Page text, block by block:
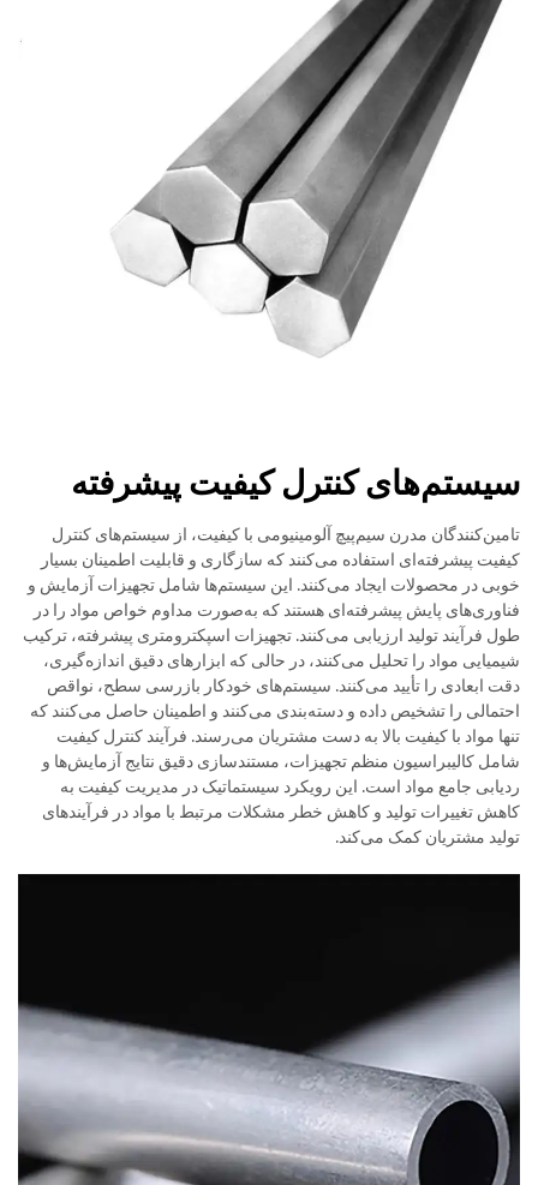
سیستم‌های کنترل کیفیت پیشرفته
تامین‌کنندگان مدرن سیم‌پیچ آلومینیومی با کیفیت، از سیستم‌های کنترل
کیفیت پیشرفته‌ای استفاده می‌کنند که سازگاری و قابلیت اطمینان بسیار
خوبی در محصولات ایجاد می‌کنند. این سیستم‌ها شامل تجهیزات آزمایش و
فناوری‌های پایش پیشرفته‌ای هستند که به‌صورت مداوم خواص مواد را در
طول فرآیند تولید ارزیابی می‌کنند. تجهیزات اسپکترومتری پیشرفته، ترکیب
شیمیایی مواد را تحلیل می‌کنند، در حالی که ابزارهای دقیق اندازه‌گیری،
دقت ابعادی را تأیید می‌کنند. سیستم‌های خودکار بازرسی سطح، نواقص
احتمالی را تشخیص داده و دسته‌بندی می‌کنند و اطمینان حاصل می‌کنند که
تنها مواد با کیفیت بالا به دست مشتریان می‌رسند. فرآیند کنترل کیفیت
شامل کالیبراسیون منظم تجهیزات، مستندسازی دقیق نتایج آزمایش‌ها و
ردیابی جامع مواد است. این رویکرد سیستماتیک در مدیریت کیفیت به
کاهش تغییرات تولید و کاهش خطر مشکلات مرتبط با مواد در فرآیندهای
تولید مشتریان کمک می‌کند.